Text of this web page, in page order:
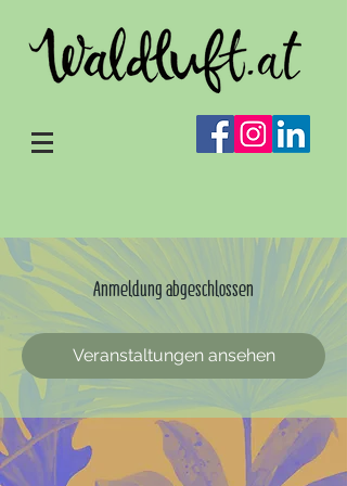
Anmeldung abgeschlossen
Veranstaltungen ansehen